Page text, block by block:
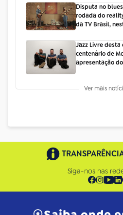
Disputa no
rodada do
da TV Brasil,
Jazz Livre
centenário de
apresentação
Ver mais
Siga-nos nas